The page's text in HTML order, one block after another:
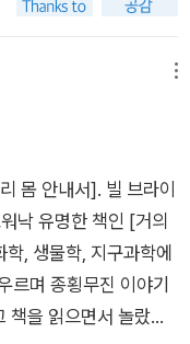
거의 모든 것의 역사>
되어서 그런지, 지금
없더구나. 그가이번에
어.제목은 아주단순하
잖니… 강력한 인상을
지만, 아빠가 읽은 그
전히 그의유머 코드가
명하면서, 지금까지 알
은 사람이 없다면서
몸 안내서]. 빌 브라이
낙 유명한 책인 [거의
, 생물학, 지구과학에
르며 종횡무진 이야기
을 읽으면서 놀랐던